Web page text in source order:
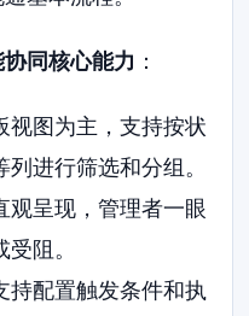
同核心能力 ：
视图为主，支持按状
进行筛选和分组。
观呈现，管理者一眼
阻。
持配置触发条件和执